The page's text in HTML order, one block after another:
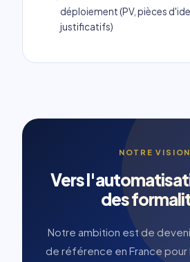
déploiement (PV, pièces
justificatifs)
NOTRE VISION
Vers
des
Notre ambition est de
de référence en France